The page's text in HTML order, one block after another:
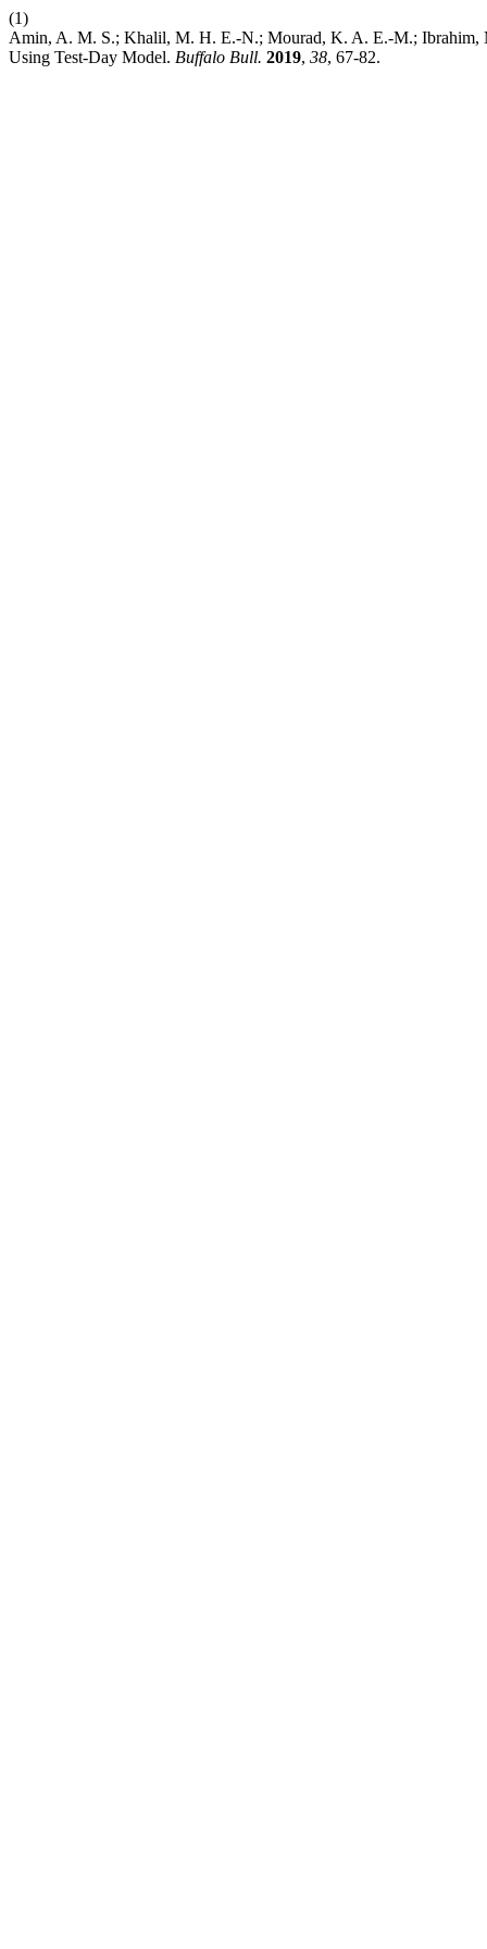
(1)
Amin, A. M. S.; Khalil, M. H. E.-N.; Mourad, K. A. E.-M.;
Using Test-Day Model. Buffalo Bull. 2019, 38, 67-82.